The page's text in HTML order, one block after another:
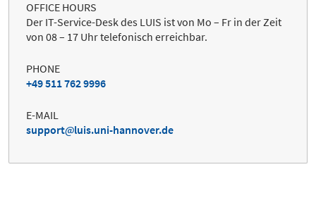
OFFICE HOURS
Der IT-Service-Desk des LUIS ist von Mo – Fr in der Zeit
von 08 – 17 Uhr telefonisch erreichbar.
PHONE
+49 511 762 9996
E-MAIL
support
luis.uni-hannover.de